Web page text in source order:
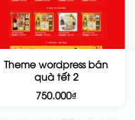
Theme wordpress bán
quà tết 2
750.000₫